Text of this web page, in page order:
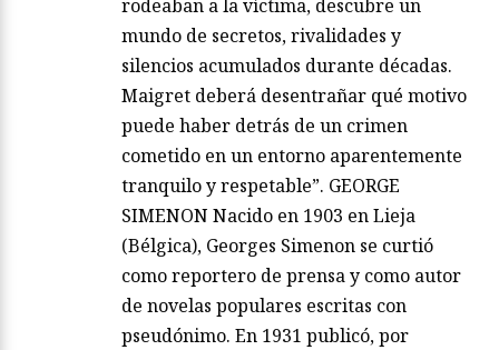
rodeaban a la víctima, descubre un
mundo de secretos, rivalidades y
silencios acumulados durante décadas.
Maigret deberá desentrañar qué motivo
puede haber detrás de un crimen
cometido en un entorno aparentemente
tranquilo y respetable”. GEORGE
SIMENON Nacido en 1903 en Lieja
(Bélgica), Georges Simenon se curtió
como reportero de prensa y como autor
de novelas populares escritas con
pseudónimo. En 1931 publicó, por